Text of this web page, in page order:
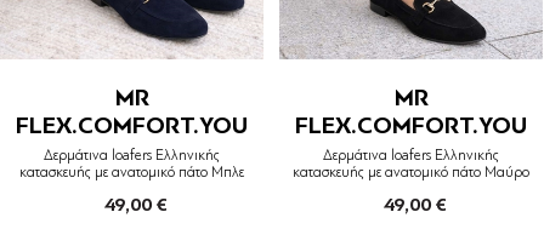
MR
FLEX.COMFORT.YOU
Δερμάτινα loafers Ελληνικής
κατασκευής με ανατομικό πάτο Μπλε
49,00 €
MR
FLEX.COMFORT.YOU
Δερμάτινα loafers Ελληνικής
κατασκευής με ανατομικό πάτο Μαύρο
49,00 €